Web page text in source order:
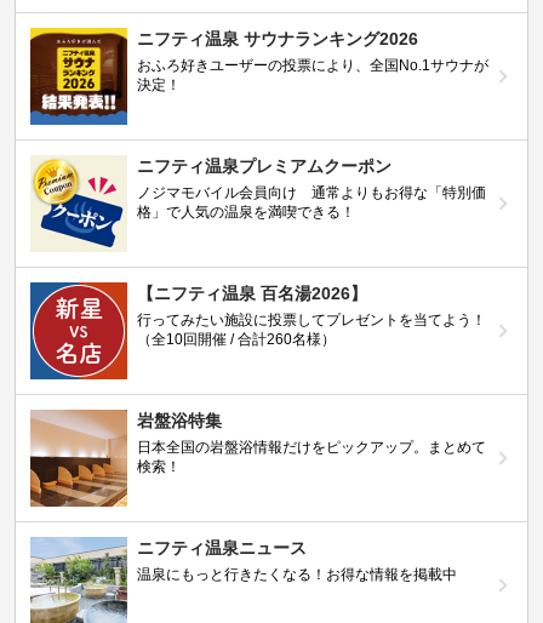
ニフティ温泉 サウナランキング2026
おふろ好きユーザーの投票により、全国No.1サウナが
決定！
ニフティ温泉プレミアムクーポン
ノジマモバイル会員向け 通常よりもお得な「特別価
格」で人気の温泉を満喫できる！
【ニフティ温泉 百名湯2026】
行ってみたい施設に投票してプレゼントを当てよう！
（全10回開催 / 合計260名様）
岩盤浴特集
日本全国の岩盤浴情報だけをピックアップ。まとめて
検索！
ニフティ温泉ニュース
温泉にもっと行きたくなる！お得な情報を掲載中